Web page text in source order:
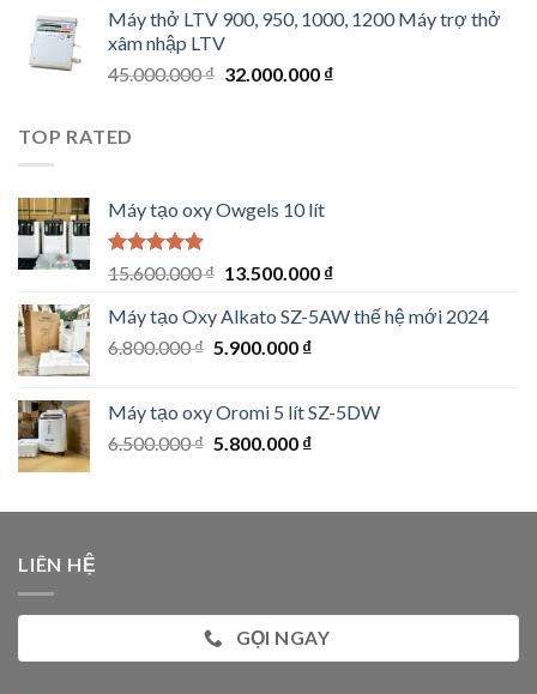
26.500.000 ₫.23.500.000 ₫.
Máy thở LTV 900, 950, 1000, 1200 Máy trợ thở
xâm nhập LTV
45.000.000₫ Original
32.000.000 ₫Current
TOP RATED
Máy tạo oxy Owgels 10 lít
Rated5.00
15.600.000₫ Original
was:
15.600.000 ₫.
13.500.000 ₫Current
is:
Máy tạo Oxy Alkato SZ-5AW thế hệ mới 2024
6.800.000₫ Original
6.800.000 ₫.
5.900.000 ₫Current
5.900.000 ₫.
Máy tạo oxy Oromi 5 lít SZ-5DW
6.500.000₫ Original
6.500.000 ₫.
5.800.000 ₫Current
5.800.000 ₫.
LIÊN HỆ
GỌI NGAY